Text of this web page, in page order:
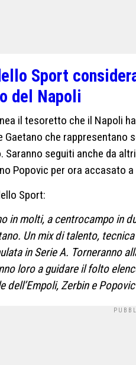
Sport
del Napoli
il tesoretto che il Napoli
Gaetano che rappresentano
seguiti anche da
Popovic per ora accasato
Sport:
in molti, a centrocampo in
Un mix di talento,
in Serie A. Torneranno
loro a guidare il folto
dell’Empoli, Zerbin e